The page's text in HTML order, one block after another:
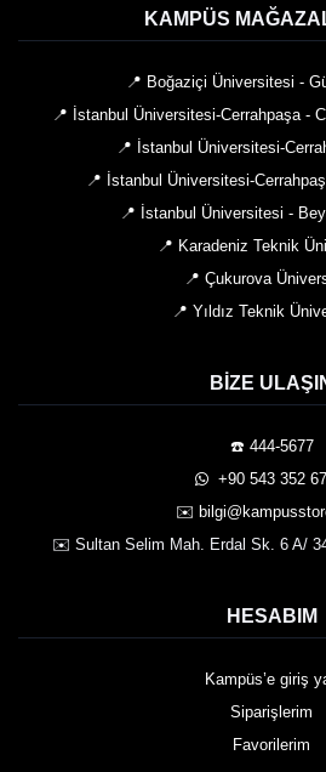
KAMPÜS
📍 Boğaziçi Üniversitesi -
📍 İstanbul Üniversitesi-Cerrahpaşa -
📍 İstanbul Üniversitesi-
📍 İstanbul Üniversitesi-
📍 İstanbul Üniversitesi -
📍 Karadeniz Teknik
📍 Çukurova
📍 Yıldız Teknik
BIZE
☎️ 444-5677
+90 543 352
✉️
✉️ Sultan Selim Mah. Erdal Sk. 6 A/
HESABIM
Kampüs’e giriş
Siparişlerim
Favorilerim